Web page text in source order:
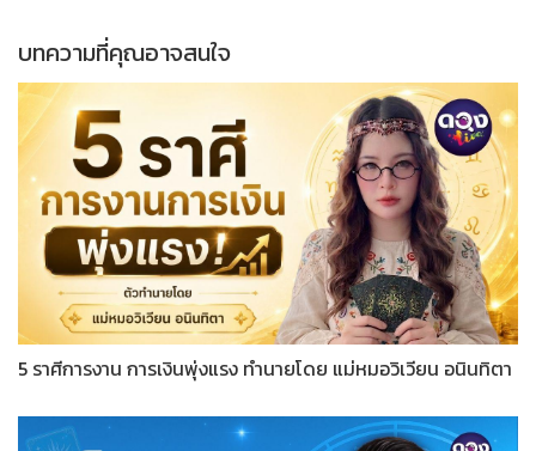
บทความที่คุณอาจสนใจ
5 ราศีการงาน การเงินพุ่งแรง ทำนายโดย แม่หมอวิเวียน อนินทิตา